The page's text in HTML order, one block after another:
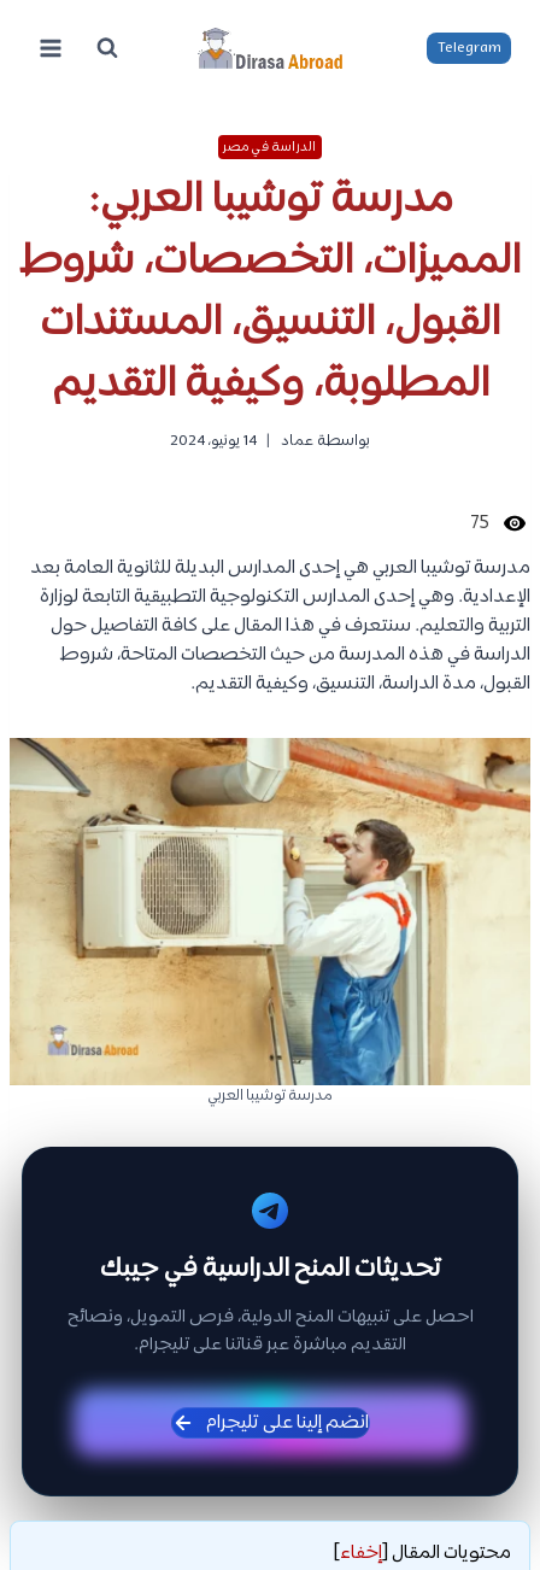
المحتوى
Telegram
الدراسة في مصر
مدرسة توشيبا العربي:
المميزات، التخصصات، شروط
القبول، التنسيق، المستندات
المطلوبة، وكيفية التقديم
بواسطة عماد 14 يونيو، 2024
75
مدرسة توشيبا العربي هي إحدى المدارس البديلة للثانوية العامة بعد
الإعدادية. وهي إحدى المدارس التكنولوجية التطبيقية التابعة لوزارة
التربية والتعليم. سنتعرف في هذا المقال على كافة التفاصيل حول
الدراسة في هذه المدرسة من حيث التخصصات المتاحة، شروط
القبول، مدة الدراسة، التنسيق، وكيفية التقديم.
مدرسة توشيبا العربي
تحديثات المنح الدراسية في جيبك
احصل على تنبيهات المنح الدولية، فرص التمويل، ونصائح
التقديم مباشرة عبر قناتنا على تليجرام.
انضم إلينا على تليجرام
محتويات المقال[إخفاء]